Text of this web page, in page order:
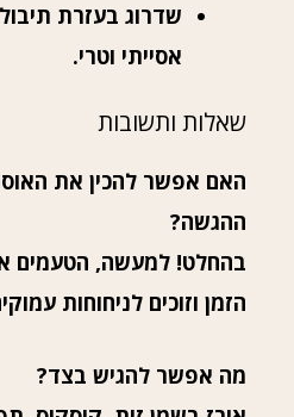
שדרוג בעזרת תיבול עם
אסייתי וטרי.
שאלות ותשובות
האם אפשר להכין את האוסובוקו
ההגשה?
בהחלט! למעשה, הטעמים אפילו
הזמן וזוכים לניחוחות עמוקים
מה אפשר להגיש בצד?